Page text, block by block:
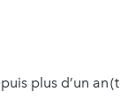
plus d’un an